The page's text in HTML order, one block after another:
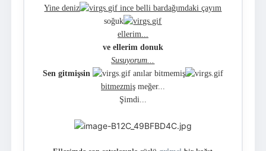
Yine deniz
ince belli bardağımdaki çayım
soğuk
ellerim...
ve ellerim donuk
Susuyorum...
Sen gitmişsin
anılar bitmemiş
bitmezmişmeğer...
Şimdi...